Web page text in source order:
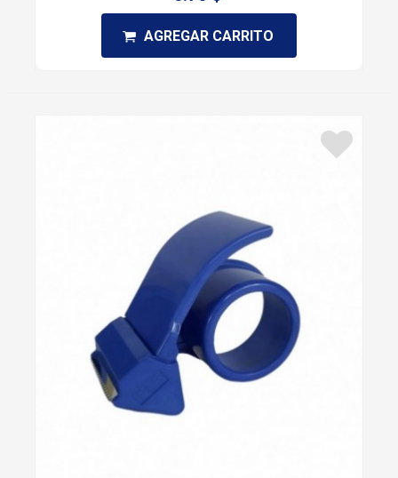
AGREGAR CARRITO